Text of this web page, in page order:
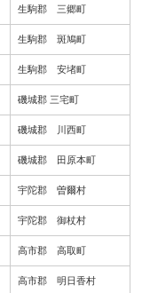
生駒郡 三郷町
生駒郡 斑鳩町
生駒郡 安堵町
磯城郡 三宅町
磯城郡 川西町
磯城郡 田原本町
宇陀郡 曽爾村
宇陀郡 御杖村
高市郡 高取町
高市郡 明日香村